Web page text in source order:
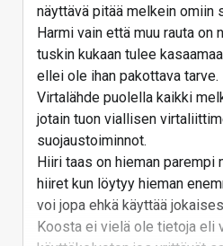
näyttävä pitää melkein omiin
Harmi vain että muu rauta on
tuskin kukaan tulee
ellei ole ihan pakottava tarve.
Virtalähde puolella kaikki
jotain tuon viallisen
suojaustoiminnot.
Hiiri taas on hieman parempi
hiiret kun löytyy hieman
voi jopa ehkä käyttää
Koosta ei vielä ole tietoja eli